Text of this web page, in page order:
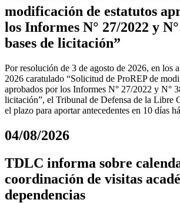
modificación de estatutos
los Informes N° 27/2022 y
bases de licitación”
Por resolución de 3 de agosto de 2026, en los
2026 caratulado “Solicitud de ProREP de
aprobados por los Informes N° 27/2022 y N°
licitación”, el Tribunal de Defensa de la Libre
el plazo para aportar antecedentes en 10 días
04/08/2026
TDLC informa sobre
coordinación de visitas
dependencias